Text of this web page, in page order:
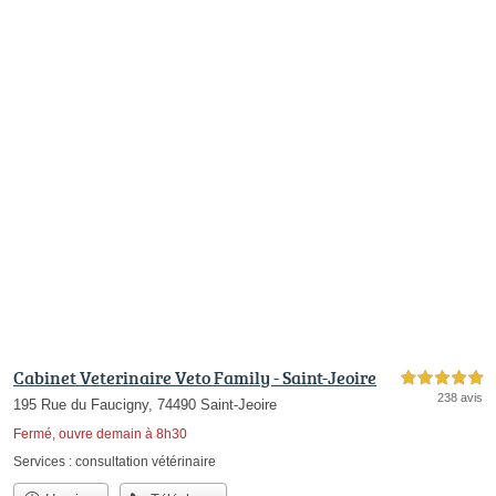
Cabinet Veterinaire Veto Family - Saint-Jeoire
195 Rue du Faucigny, 74490 Saint-Jeoire
Fermé, ouvre demain à 8h30
5,0 étoiles sur 5
238 avis
Services : consultation vétérinaire